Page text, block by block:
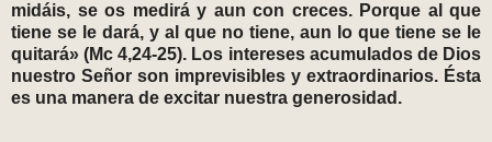
midáis, se os medirá y aun con creces. Porque al que
tiene se le dará, y al que no tiene, aun lo que tiene se le
quitará» (Mc 4,24-25). Los intereses acumulados de Dios
nuestro Señor son imprevisibles y extraordinarios. Ésta
es una manera de excitar nuestra generosidad.